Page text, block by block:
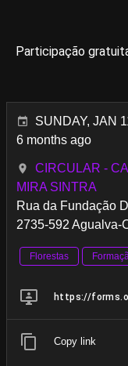
Participação
SUNDAY, JAN
6 months ago
CIRCULAR -
MIRA SINTRA
Rua da Fundação
2735-592 Agualva-
Florestas
Copy link